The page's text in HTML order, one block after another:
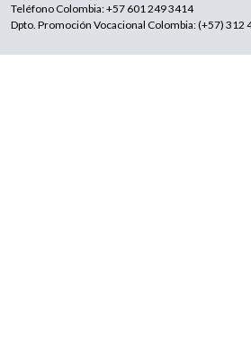
Teléfono Colombia: +57 601 249 3414
Dpto. Promoción Vocacional Colombia: (+57) 312